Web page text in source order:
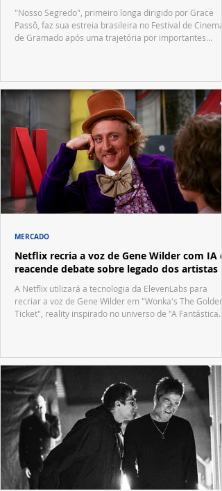
"Nosso Segredo", primeiro longa dirigido por Grace
Passô, faz sua estreia brasileira no Festival de Cinema
de Gramado após uma trajetória por importantes
Netflix recria a voz de Gene Wilder com IA e
reacende debate sobre legado dos artistas
A Netflix utilizará a tecnologia da ElevenLabs para
recriar a voz de Gene Wilder em "Wonka's The Golden
Ticket", reality inspirado no universo de "A Fantástica
MERCADO